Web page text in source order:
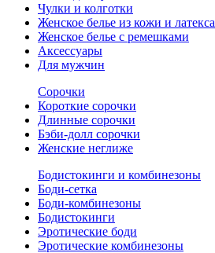
Чулки и колготки
Женское белье из кожи и латекса
Женское белье с ремешками
Аксессуары
Для мужчин
Сорочки
Короткие сорочки
Длинные сорочки
Бэби-долл сорочки
Женские неглиже
Бодистокинги и комбинезоны
Боди-сетка
Боди-комбинезоны
Бодистокинги
Эротические боди
Эротические комбинезоны